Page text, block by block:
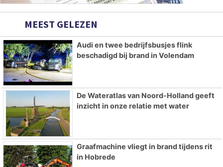
MEEST GELEZEN
Audi en twee bedrijfsbusjes flink
beschadigd bij brand in Volendam
De Wateratlas van Noord-Holland geeft
inzicht in onze relatie met water
Graafmachine vliegt in brand tijdens rit
in Hobrede